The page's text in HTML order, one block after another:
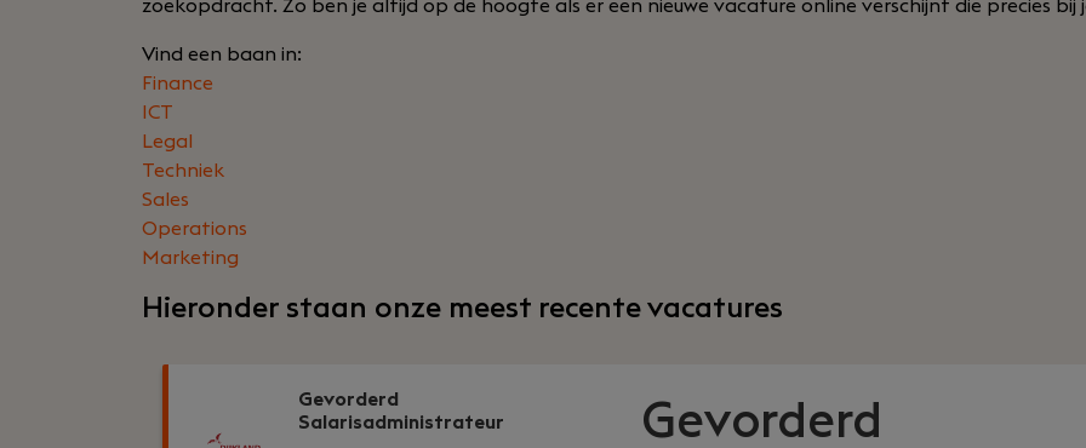
zoekopdracht. Zo ben je altijd op de hoogte als er een nieuwe vacature online verschijnt die precies bij
Vind een baan in:
Finance
ICT
Legal
Techniek
Sales
Operations
Marketing
Hieronder staan onze meest recente vacatures
Gevorderd
Salarisadministrateur
Gevorderd